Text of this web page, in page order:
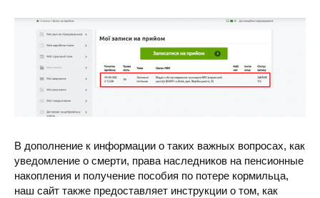
В дополнение к информации о таких важных вопросах, как
уведомление о смерти, права наследников на пенсионные
накопления и получение пособия по потере кормильца,
наш сайт также предоставляет инструкции о том, как